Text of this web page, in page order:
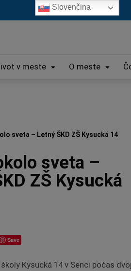
v meste O meste
sveta – Letný ŠKD ZŠ Kysucká 14
sveta –
ZŠ Kysucká
Save
Kysucká 14 v Senci počas
Slovenčina